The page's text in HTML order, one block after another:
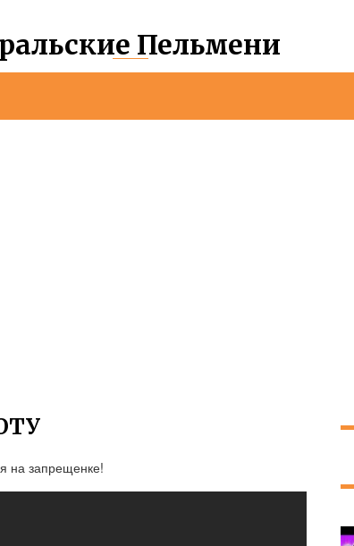
Пельмени
на запрещенке!